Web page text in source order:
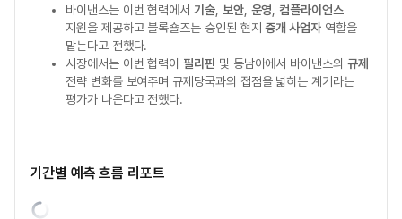
바이낸스는 이번 협력에서기술, 보안, 운영
컴플라이언스
지원을 제공하고 블록숄즈는 승인된 현지중개 사업자 역할을
맡는다고 전했다.
시장에서는 이번 협력이필리핀 및 동남아에서 바이낸스의 규제
전략 변화를 보여주며 규제당국과의 접점을 넓히는 계기라는
평가가 나온다고 전했다.
기간별 예측 흐름 리포트